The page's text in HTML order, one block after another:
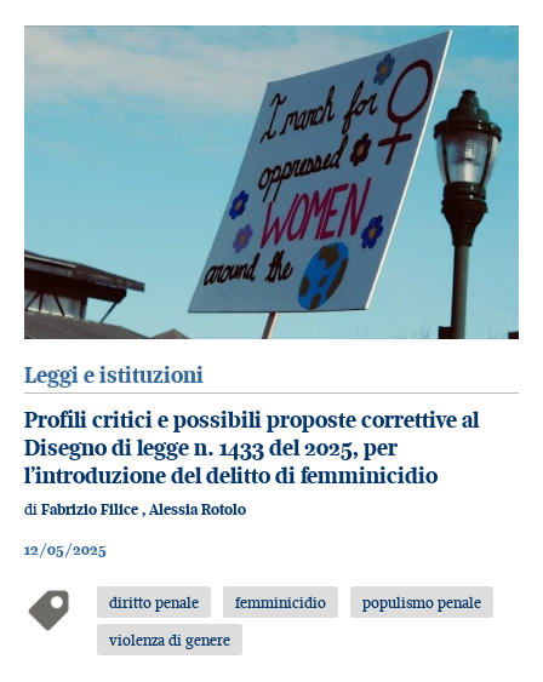
Leggi e istituzioni
Profili critici e possibili proposte correttive al
Disegno di legge n. 1433 del 2025, per
l’introduzione del delitto di femminicidio
di Fabrizio Filice , Alessia Rotolo
12/05/2025
diritto penale femminicidio
populismo penale
violenza di genere